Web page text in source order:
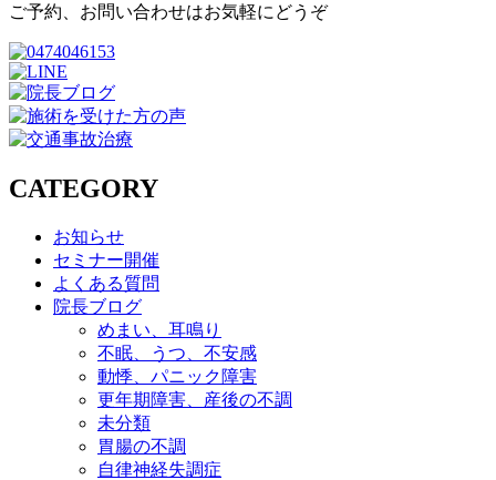
ご予約、お問い合わせはお気軽にどうぞ
CATEGORY
お知らせ
セミナー開催
よくある質問
院長ブログ
めまい、耳鳴り
不眠、うつ、不安感
動悸、パニック障害
更年期障害、産後の不調
未分類
胃腸の不調
自律神経失調症